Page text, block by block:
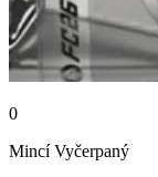
0
Mincí Vyčerpaný